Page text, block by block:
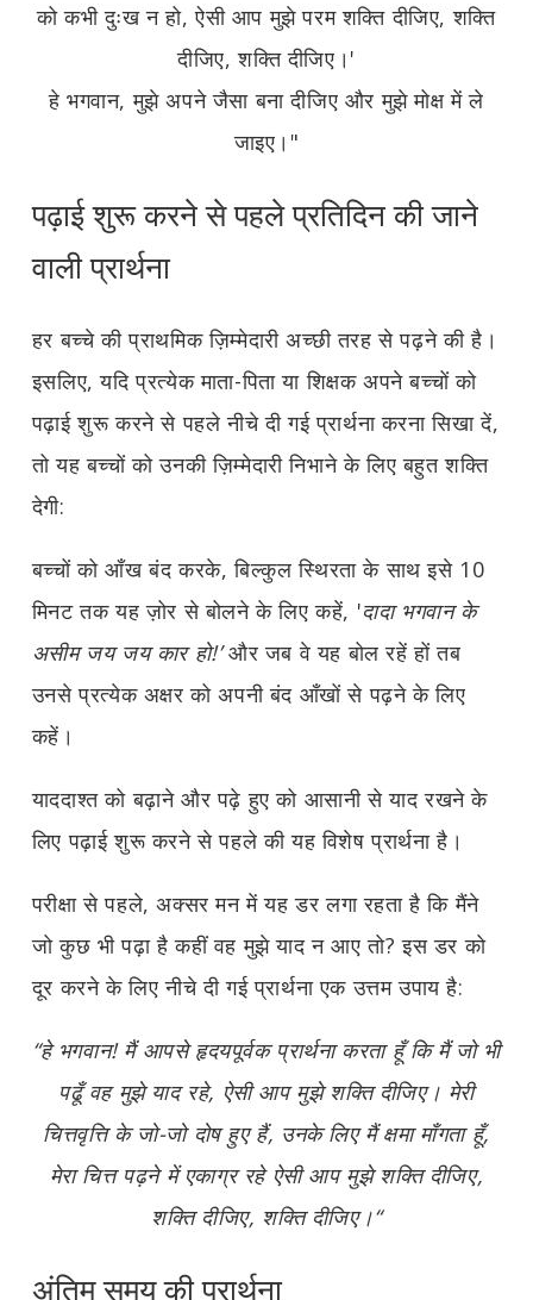
को कभी दुःख न हो, ऐसी आप मुझे परम शक्ति दीजिए, शक्ति
दीजिए, शक्ति दीजिए।'
हे भगवान, मुझे अपने जैसा बना दीजिए और मुझे मोक्ष में ले
जाइए।"
पढ़ाई शुरू करने से पहले प्रतिदिन की जाने
वाली प्रार्थना
हर बच्चे की प्राथमिक ज़िम्मेदारी अच्छी तरह से पढ़ने की है।
इसलिए, यदि प्रत्येक माता-पिता या शिक्षक अपने बच्चों को
पढ़ाई शुरू करने से पहले नीचे दी गई प्रार्थना करना सिखा दें,
तो यह बच्चों को उनकी ज़िम्मेदारी निभाने के लिए बहुत शक्ति
देगी:
बच्चों को आँख बंद करके, बिल्कुल स्थिरता के साथ इसे 10
मिनट तक यह ज़ोर से बोलने के लिए कहें, 'दादा भगवान के
असीम जय जय कार हो!’और जब वे यह बोल रहें हों तब
उनसे प्रत्येक अक्षर को अपनी बंद आँखों से पढ़ने के लिए
कहें।
याददाश्त को बढ़ाने और पढ़े हुए को आसानी से याद रखने के
लिए पढ़ाई शुरू करने से पहले की यह विशेष प्रार्थना है।
परीक्षा से पहले, अक्सर मन में यह डर लगा रहता है कि मैंने
जो कुछ भी पढ़ा है कहीं वह मुझे याद न आए तो? इस डर को
दूर करने के लिए नीचे दी गई प्रार्थना एक उत्तम उपाय है:
“हे भगवान! मैं आपसे हृदयपूर्वक प्रार्थना करता हूँ कि मैं जो भी
पढूँ वह मुझे याद रहे, ऐसी आप मुझे शक्ति दीजिए। मेरी
चित्तवृत्ति के जो-जो दोष हुए हैं, उनके लिए मैं क्षमा माँगता हूँ,
मेरा चित्त पढ़ने में एकाग्र रहे ऐसी आप मुझे शक्ति दीजिए,
शक्ति दीजिए, शक्ति दीजिए।“
अंतिम समय की प्रार्थना